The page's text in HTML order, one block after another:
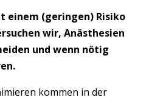
einem (geringen) Risiko
wir, Anästhesien
und wenn nötig
kommen in der